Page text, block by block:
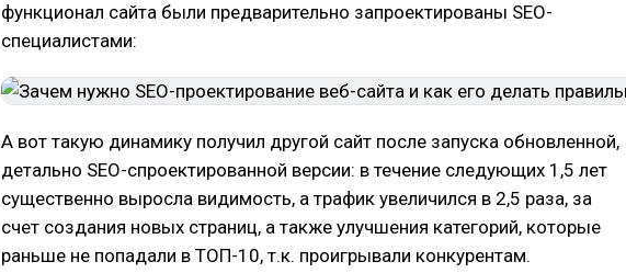
функционал сайта были предварительно запроектированы SEO-
специалистами:
А вот такую динамику получил другой сайт после запуска обновленной,
детально SEO-спроектированной версии: в течение следующих 1,5 лет
существенно выросла видимость, а трафик увеличился в 2,5 раза, за
счет создания новых страниц, а также улучшения категорий, которые
раньше не попадали в ТОП-10, т.к. проигрывали конкурентам.